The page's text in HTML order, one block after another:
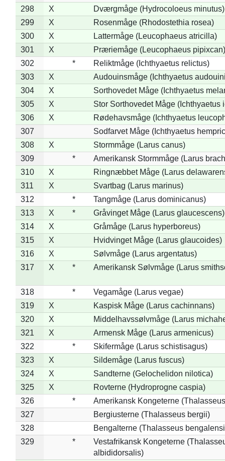
298
X
Dværgmåge (Hydrocoloeus minutus)
299
X
Rosenmåge (Rhodostethia rosea)
300
X
Lattermåge (Leucophaeus atricilla)
301
X
Præriemåge (Leucophaeus pipixcan)
302
*
Reliktmåge (Ichthyaetus relictus)
303
X
Audouinsmåge (Ichthyaetus
304
X
Sorthovedet Måge (Ichthyaetus
305
X
Stor Sorthovedet Måge (Ichthyaetus
306
X
Rødehavsmåge (Ichthyaetus
307
Sodfarvet Måge (Ichthyaetus
308
X
Stormmåge (Larus canus)
309
*
Amerikansk Stormmåge (Larus
310
X
Ringnæbbet Måge (Larus
311
X
Svartbag (Larus marinus)
312
*
Tangmåge (Larus dominicanus)
313
X *
Gråvinget Måge (Larus glaucescens)
314
X
Gråmåge (Larus hyperboreus)
315
X
Hvidvinget Måge (Larus glaucoides)
316
X
Sølvmåge (Larus argentatus)
317
X * Amerikansk Sølvmåge (Larus
318 *
Vegamåge (Larus vegae)
319
X
Kaspisk Måge (Larus cachinnans)
320
X
Middelhavssølvmåge (Larus
321
X
Armensk Måge (Larus armenicus)
322
*
Skifermåge (Larus schistisagus)
323
X
Sildemåge (Larus fuscus)
324
X
Sandterne (Gelochelidon nilotica)
325
X
Rovterne (Hydroprogne caspia)
326
*
Amerikansk Kongeterne
327
Bergiusterne (Thalasseus bergii)
328
Bengalterne (Thalasseus
329
*
Vestafrikansk Kongeterne
albididorsalis)